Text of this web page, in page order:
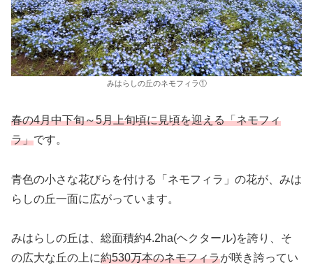
みはらしの丘のネモフィラ①
春の4月中下旬～5月上旬頃に見頃を迎える「ネモフィ
ラ」です。
青色の小さな花びらを付ける「ネモフィラ」の花が、みは
らしの丘一面に広がっています。
みはらしの丘は、総面積約4.2ha(ヘクタール)を誇り、そ
の広大な丘の上に約530万本のネモフィラが咲き誇ってい